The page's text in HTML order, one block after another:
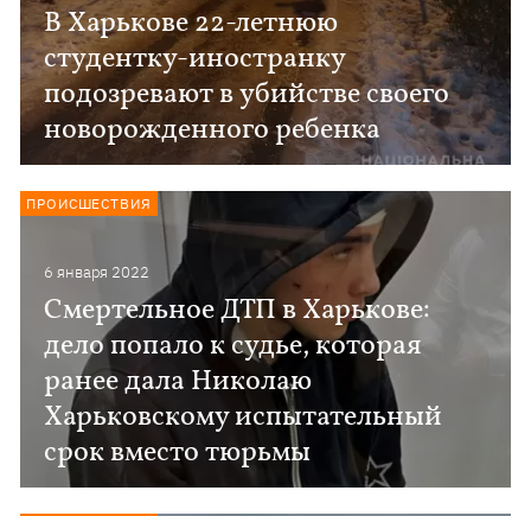
В Харькове 22-летнюю
студентку-иностранку
подозревают в убийстве своего
новорожденного ребенка
6 января 2022
Смертельное ДТП в Харькове:
дело попало к судье, которая
ранее дала Николаю
Харьковскому испытательный
срок вместо тюрьмы
ПРОИСШЕСТВИЯ